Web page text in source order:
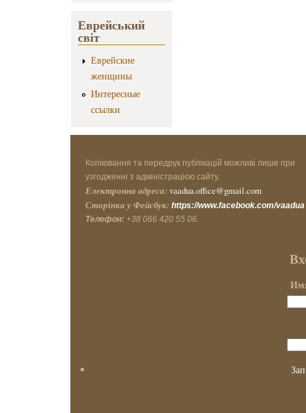
Еврейський
світ
Еврейские
женщины
Интересные
ссылки
Копіювання та передрук публікацій можливі лише при
узгодженні з адміністрацією сайту.
Електронна адреса: vaadua.office@gmail.com
Сторінка у Фейсбук: https://www.facebook.com/vaadua
Телефон: +38 066 420 55 06.